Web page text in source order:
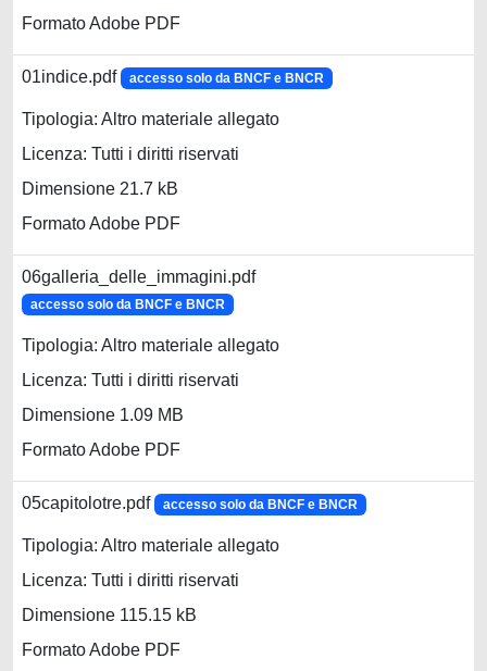
Formato Adobe PDF
01indice.pdf accesso solo da BNCF e BNCR
Tipologia: Altro materiale allegato
Licenza: Tutti i diritti riservati
Dimensione 21.7 kB
Formato Adobe PDF
06galleria_delle_immagini.pdf
accesso solo da BNCF e BNCR
Tipologia: Altro materiale allegato
Licenza: Tutti i diritti riservati
Dimensione 1.09 MB
Formato Adobe PDF
05capitolotre.pdf accesso solo da BNCF e BNCR
Tipologia: Altro materiale allegato
Licenza: Tutti i diritti riservati
Dimensione 115.15 kB
Formato Adobe PDF